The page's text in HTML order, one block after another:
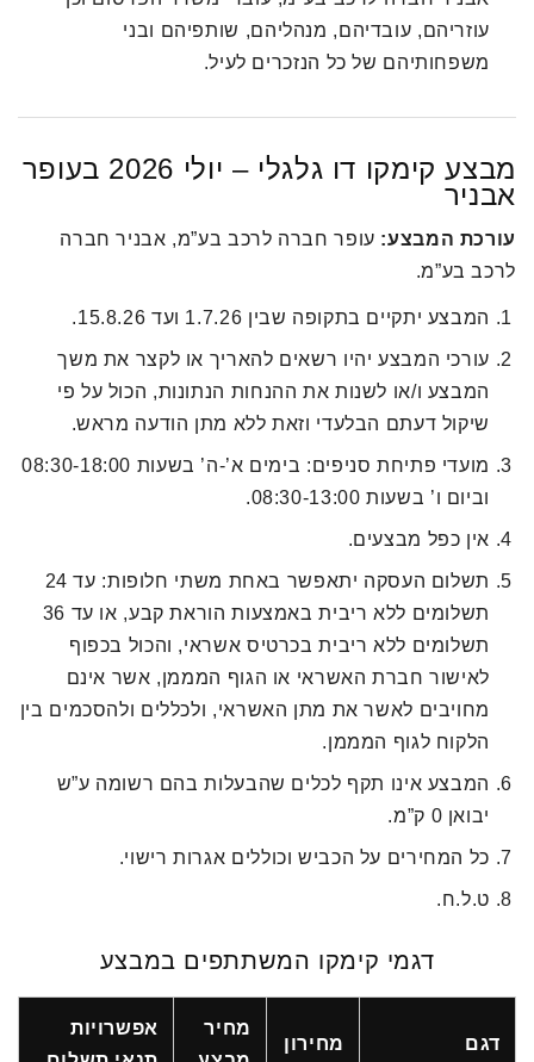
עוזריהם, עובדיהם, מנהליהם, שותפיהם ובני
משפחותיהם של כל הנזכרים לעיל.
מבצע קימקו דו גלגלי – יולי 2026 בעופר
אבניר
עורכת המבצע: עופר חברה לרכב בע”מ, אבניר חברה
לרכב בע”מ.
המבצע יתקיים בתקופה שבין 1.7.26 ועד 15.8.26.
עורכי המבצע יהיו רשאים להאריך או לקצר את משך
המבצע ו/או לשנות את ההנחות הנתונות, הכול על פי
שיקול דעתם הבלעדי וזאת ללא מתן הודעה מראש.
מועדי פתיחת סניפים: בימים א’-ה’ בשעות 08:30-18:00
וביום ו’ בשעות 08:30-13:00.
אין כפל מבצעים.
תשלום העסקה יתאפשר באחת משתי חלופות: עד 24
תשלומים ללא ריבית באמצעות הוראת קבע, או עד 36
תשלומים ללא ריבית בכרטיס אשראי, והכול בכפוף
לאישור חברת האשראי או הגוף המממן, אשר אינם
מחויבים לאשר את מתן האשראי, ולכללים ולהסכמים בין
הלקוח לגוף המממן.
המבצע אינו תקף לכלים שהבעלות בהם רשומה ע”ש
יבואן 0 ק”מ.
כל המחירים על הכביש וכוללים אגרות רישוי.
ט.ל.ח.
דגמי קימקו המשתתפים במבצע
דגם מחירון
מחיר
אפשרויות